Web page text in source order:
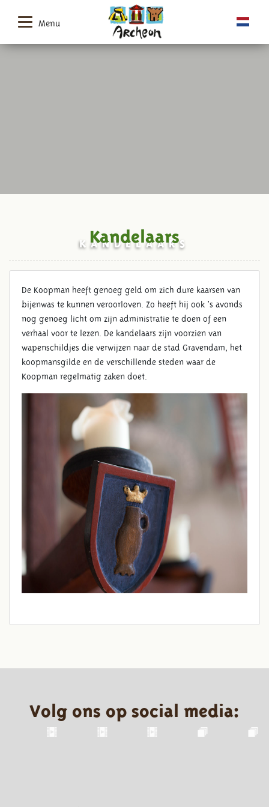
Menu
KANDELAARS
Kandelaars
De Koopman heeft genoeg geld om zich dure kaarsen van
bijenwas te kunnen veroorloven. Zo heeft hij ook 's avonds
nog genoeg licht om zijn administratie te doen of een
verhaal voor te lezen. De kandelaars zijn voorzien van
wapenschildjes die verwijzen naar de stad Gravendam, het
koopmansgilde en de verschillende steden waar de
Koopman regelmatig zaken doet.
Volg ons op social media: